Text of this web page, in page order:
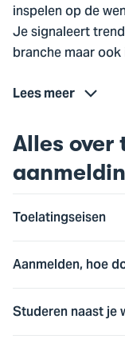
inspelen op de
Je signaleert
branche maar
Lees meer
Alles over
Toelatingseisen
Aanmelden, hoe
Studeren naast je